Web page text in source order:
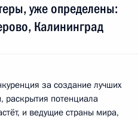
уже определены:
Калининград
за создание лучших
раскрытия потенциала
и ведущие страны мира,